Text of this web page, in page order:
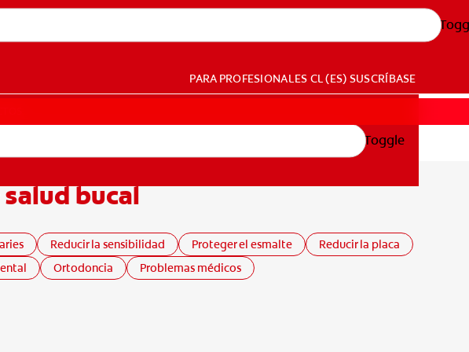
PARA PROFESIONALES CL (ES) SUSCRÍBASE
Toggle
bucal
Reducir la sensibilidad Proteger el esmalte
Reducir la placa
Ortodoncia Problemas médicos